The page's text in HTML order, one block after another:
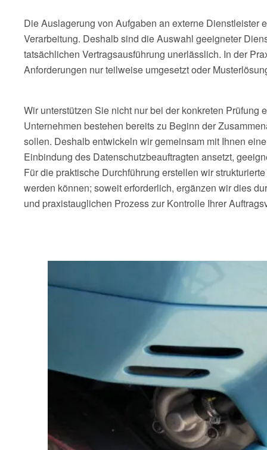
Die Auslagerung von Aufgaben an externe Dienstleister
Verarbeitung. Deshalb sind die Auswahl geeigneter
tatsächlichen Vertragsausführung unerlässlich. In der
Anforderungen nur teilweise umgesetzt oder
Wir unterstützen Sie nicht nur bei der konkreten
Unternehmen bestehen bereits zu Beginn der
sollen. Deshalb entwickeln wir gemeinsam mit Ihnen
Einbindung des Datenschutzbeauftragten ansetzt,
Für die praktische Durchführung erstellen wir
werden können; soweit erforderlich, ergänzen wir dies
und praxistauglichen Prozess zur Kontrolle Ihrer